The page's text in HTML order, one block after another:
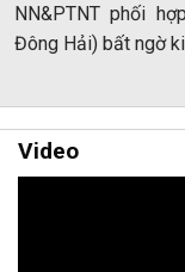
NN&PTNT phối
Đông Hải) bất ngờ
Video